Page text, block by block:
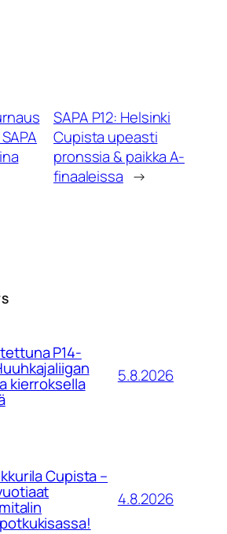
SAPA P12: Helsinki
Cupista upeasti
pronssia & paikka A-
finaaleissa →
P14-
kierroksella 5.8.2026
Cupista –
4.8.2026